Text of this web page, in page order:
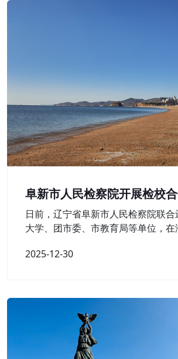
阜新市人民检察院开展检校
动
日前，辽宁省阜新市人民检察院联
大学、团市委、市教育局等单位，在
动，深入学习贯彻习近平法治思想
2025-12-30